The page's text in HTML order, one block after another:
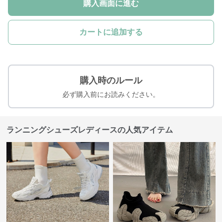
購入画面に進む
カートに追加する
購入時のルール
必ず購入前にお読みください。
ランニングシューズレディースの人気アイテム